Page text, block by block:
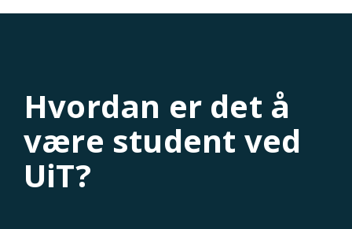
Hvordan er det å
være student ved
UiT?